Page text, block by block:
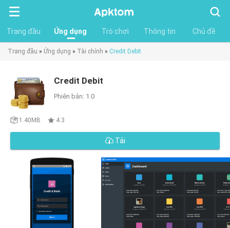
Tìm
kiếm
Trang đầu
Ứng dụng Trò chơi Thông tin Chủ đề
Trang đầu » Ứng dụng » Tài chính » Credit Debit
Credit Debit
Phiên bản: 1.0
1.40MB 4.3
Tải